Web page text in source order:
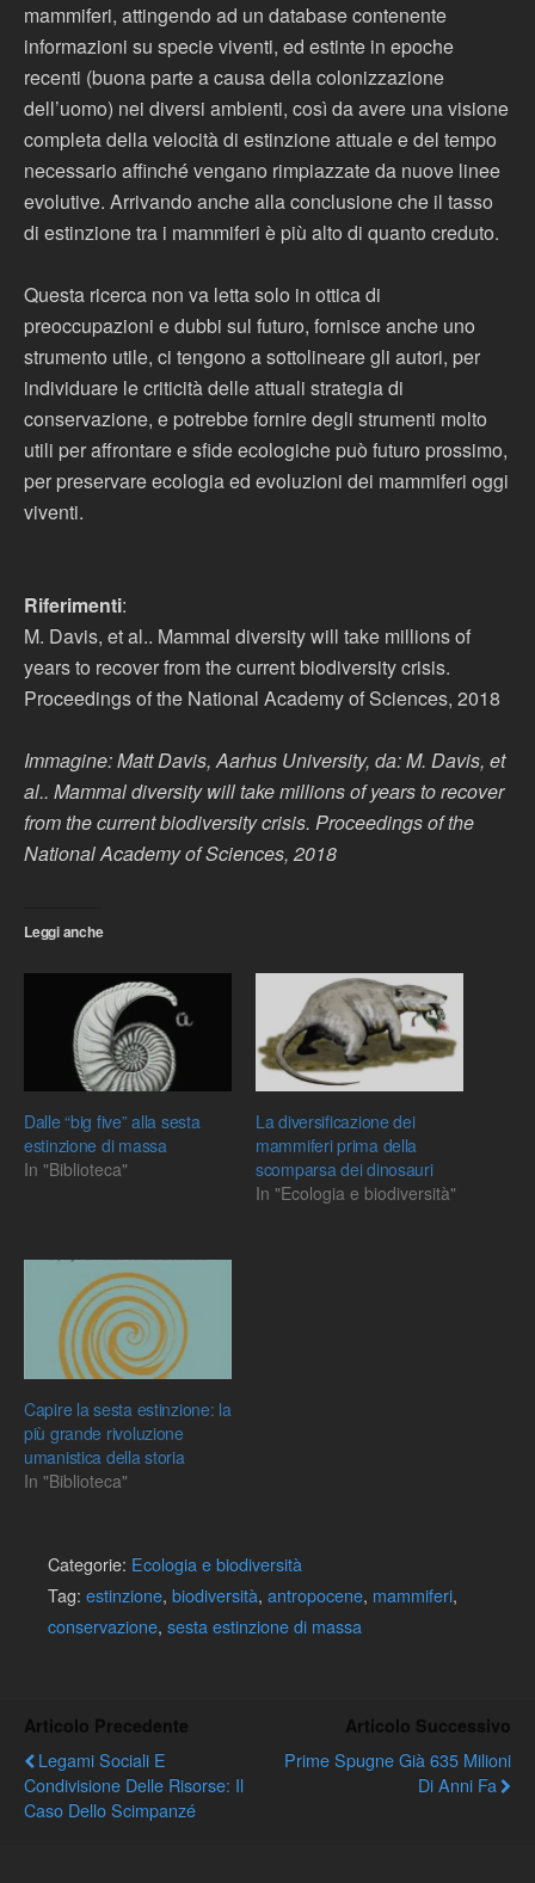
mammiferi, attingendo ad un database contenente
informazioni su specie viventi, ed estinte in epoche
recenti (buona parte a causa della colonizzazione
dell’uomo) nei diversi ambienti, così da avere una visione
completa della velocità di estinzione attuale e del tempo
necessario affinché vengano rimpiazzate da nuove linee
evolutive. Arrivando anche alla conclusione che il tasso
di estinzione tra i mammiferi è più alto di quanto creduto.
Questa ricerca non va letta solo in ottica di
preoccupazioni e dubbi sul futuro, fornisce anche uno
strumento utile, ci tengono a sottolineare gli autori, per
individuare le criticità delle attuali strategia di
conservazione, e potrebbe fornire degli strumenti molto
utili per affrontare e sfide ecologiche può futuro prossimo,
per preservare ecologia ed evoluzioni dei mammiferi oggi
viventi.
Riferimenti:
M. Davis, et al.. Mammal diversity will take millions of
years to recover from the current biodiversity crisis.
Proceedings of the National Academy of Sciences, 2018
Immagine: Matt Davis, Aarhus University, da: M. Davis, et
al.. Mammal diversity will take millions of years to recover
from the current biodiversity crisis. Proceedings of the
National Academy of Sciences, 2018
Leggi anche
Dalle “big five” alla sesta
estinzione di massa
In "Biblioteca"
La diversificazione dei
mammiferi prima della
scomparsa dei dinosauri
In "Ecologia e biodiversità"
Capire la sesta estinzione: la
più grande rivoluzione
umanistica della storia
In "Biblioteca"
Categorie: Ecologia e biodiversità
Tag: estinzione, biodiversità, antropocene, mammiferi,
conservazione, sesta estinzione di massa
Articolo Precedente
Legami Sociali E
Condivisione Delle Risorse: Il
Caso Dello Scimpanzé
Articolo Successivo
Prime Spugne Già 635 Milioni
Di Anni Fa